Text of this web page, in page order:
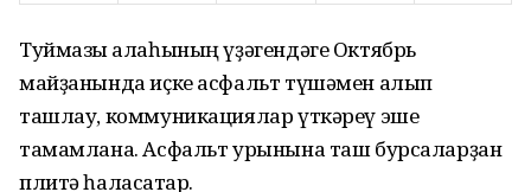
Туймазы ҡалаһының үҙәгендәге Октябрь
майҙанында иҫке асфальт түшәмен алып
ташлау, коммуникациялар үткәреү эше
тамамлана. Асфальт урынына таш бурсаларҙан
плитә һаласаҡтар.